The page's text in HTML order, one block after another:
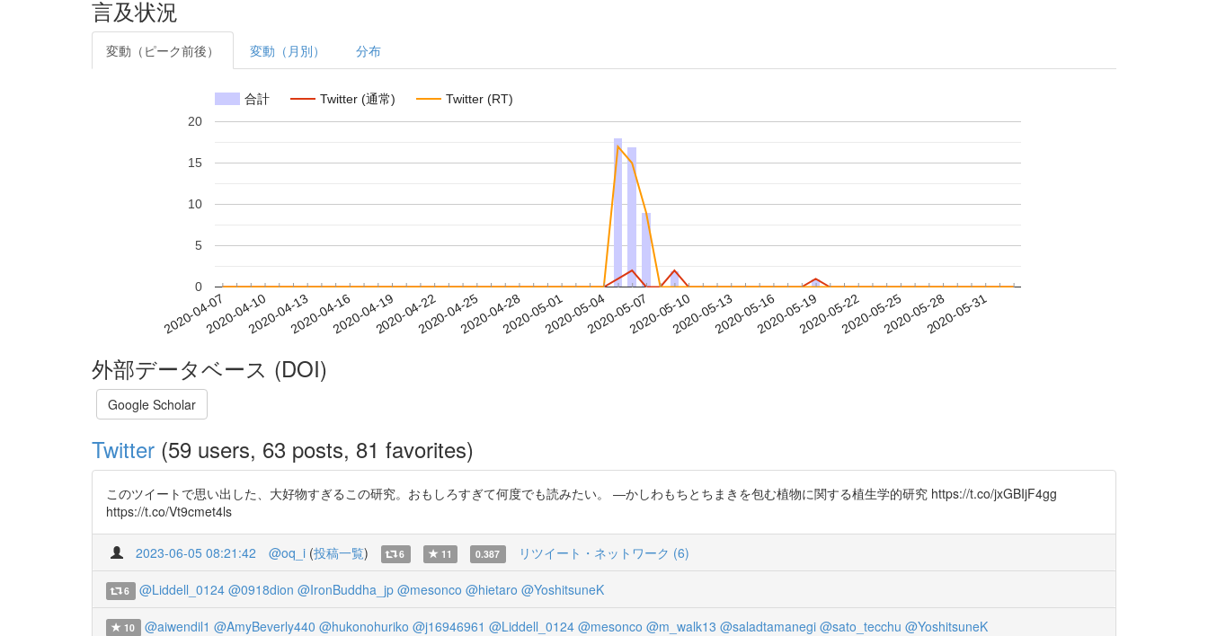
言及状況
変動（ピーク前後） 変動（月別） 分布
合計 Twitter (通常) Twitter (RT)
2020-04-072020-04-102020-04-132020-04-162020-04-192020-04-222020-04-252020-04-282020-05-012020-05-042020-05-072020-05-102020-05-132020-05-162020-05-192020-05-222020-05-252020-05-282020-05-31
0
5
10
15
20
外部データベース (DOI)
Google Scholar
Twitter (59 users, 63 posts, 81 favorites)
このツイートで思い出した、大好物すぎるこの研究。おもしろすぎて何度でも読みたい。 ―かしわもちとちまきを包む植物に関する植生学的研究 https://t.co/jxGBIjF4gg
https://t.co/Vt9cmet4ls
2023-06-05 08:21:42 @oq_i (投稿一覧) 6 11 0.387 リツイート・ネットワーク (6)
6 @Liddell_0124 @0918dion @IronBuddha_jp @mesonco @hietaro @YoshitsuneK
10 @aiwendil1 @AmyBeverly440 @hukonohuriko @j16946961 @Liddell_0124 @mesonco @m_walk13 @saladtamanegi @sato_tecchu @YoshitsuneK